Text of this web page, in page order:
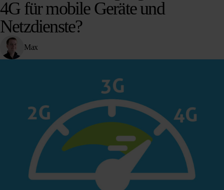
4G für mobile Geräte und
Netzdienste?
Max